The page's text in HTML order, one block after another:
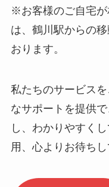
※お客様のご自宅が
は、鶴川駅からの
おります。
私たちのサービス
なサポートを提供
し、わかりやすく
用、心よりお待ちし